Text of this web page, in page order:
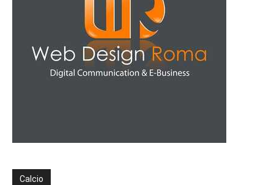
Calcio